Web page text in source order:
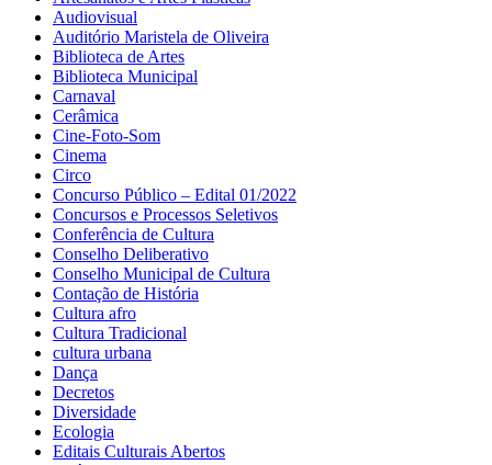
Audiovisual
Auditório Maristela de Oliveira
Biblioteca de Artes
Biblioteca Municipal
Carnaval
Cerâmica
Cine-Foto-Som
Cinema
Circo
Concurso Público – Edital 01/2022
Concursos e Processos Seletivos
Conferência de Cultura
Conselho Deliberativo
Conselho Municipal de Cultura
Contação de História
Cultura afro
Cultura Tradicional
cultura urbana
Dança
Decretos
Diversidade
Ecologia
Editais Culturais Abertos